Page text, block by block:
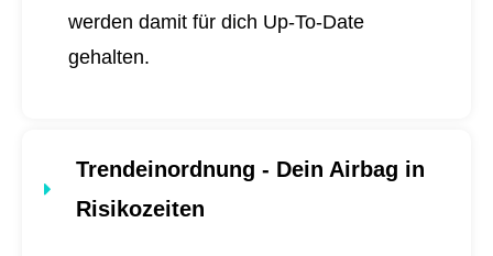
werden damit für dich Up-To-Date
gehalten.
Trendeinordnung - Dein Airbag in
Risikozeiten